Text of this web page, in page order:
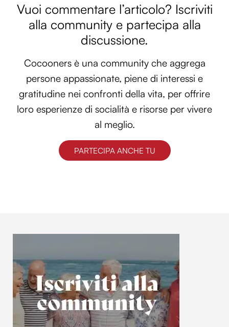
Vuoi commentare l’articolo? Iscriviti
alla community e partecipa alla
discussione.
Cocooners è una community che aggrega
persone appassionate, piene di interessi e
gratitudine nei confronti della vita, per offrire
loro esperienze di socialità e risorse per vivere
al meglio.
PARTECIPA ANCHE TU